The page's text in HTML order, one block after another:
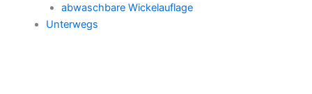
abwaschbare Wickelauflage
Unterwegs